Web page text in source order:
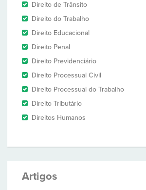
Direito de Trânsito
Direito do Trabalho
Direito Educacional
Direito Penal
Direito Previdenciário
Direito Processual Civil
Direito Processual do Trabalho
Direito Tributário
Direitos Humanos
Artigos